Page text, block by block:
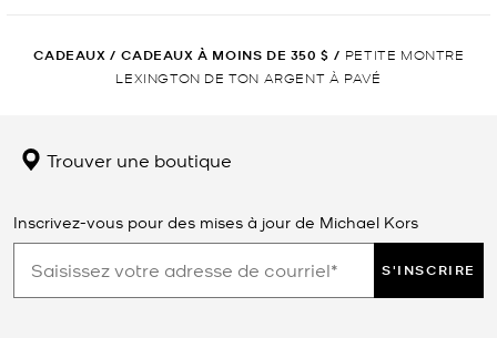
CADEAUX / CADEAUX À MOINS DE 350 $ / PETITE MONTRE
LEXINGTON DE TON ARGENT À PAVÉ
Trouver une boutique
Inscrivez-vous pour des mises à jour de Michael Kors
S'INSCRIRE